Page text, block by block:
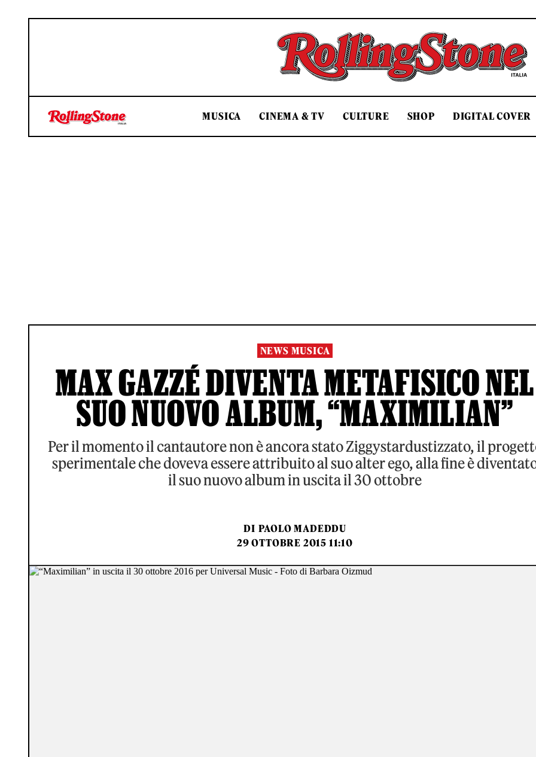
Rolling Stone Italia
MUSICA CINEMA & TV CULTURE SHOP DIGITAL COVER
NEWS MUSICA
MAX GAZZÉ DIVENTA METAFISICO NEL
SUO NUOVO ALBUM, “MAXIMILIAN”
Per il momento il cantautore non è ancora stato Ziggystardustizzato, il
sperimentale che doveva essere attribuito al suo alter ego, alla fine è
il suo nuovo album in uscita il 30 ottobre
DI PAOLO MADEDDU
29 OTTOBRE 2015 11:10